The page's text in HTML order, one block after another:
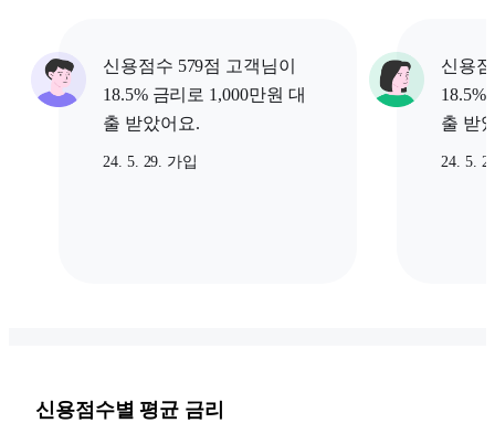
신용점수 579점 고객님이
18.5% 금리로 1,000만원 대
출 받았어요.
24. 5. 29. 가입
신용
18.5%
출 받
24. 5.
신용점수별 평균 금리